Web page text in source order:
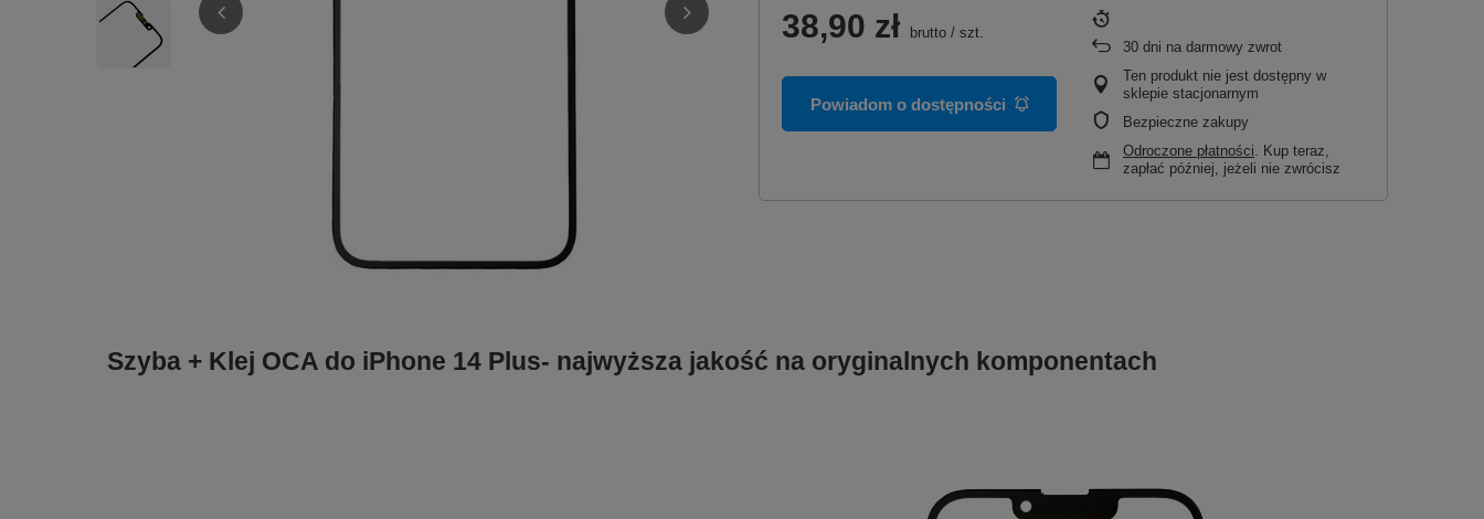
38,90 zł brutto / szt.
Powiadom o dostępności
30 dni na darmowy zwrot
Ten produkt nie jest dostępny w
sklepie stacjonarnym
Bezpieczne zakupy
Odroczone płatności. Kup teraz,
zapłać później, jeżeli nie zwrócisz
Szyba + Klej OCA do iPhone 14 Plus- najwyższa jakość na oryginalnych komponentach